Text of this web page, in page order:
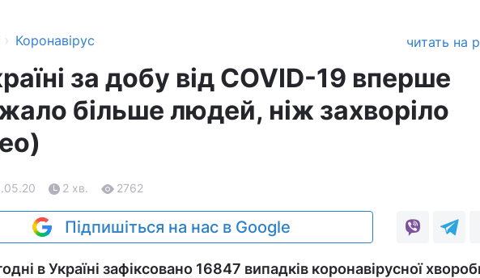
› Коронавірус читать на
за добу від COVID-19 вперше
більше людей, ніж захворіло
2 хв. 2762
Підпишіться на нас в Google
в Україні зафіксовано 16847 випадків коронавірусної